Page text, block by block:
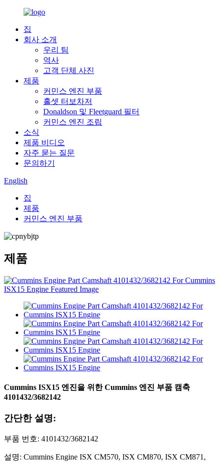
집
회사 소개
우리 팀
역사
고객 단체 사진
제품
커민스 엔진 부품
홀셋 터보차저
Donaldson 및 Fleetguard 필터
커민스 엔진 조립
소식
제품 비디오
자주 묻는 질문
문의하기
English
집
제품
커민스 엔진 부품
제품
Cummins ISX15 엔진을 위한 Cummins 엔진 부품 캠축
4101432/3682142
간단한 설명:
부품 번호: 4101432/3682142
설명: Cummins Engine ISX CM570, ISX CM870, ISX CM871,